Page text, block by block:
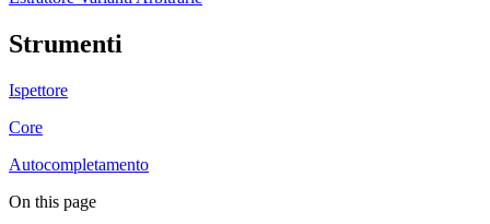
Strumenti
Ispettore
Core
Autocompletamento
On this page